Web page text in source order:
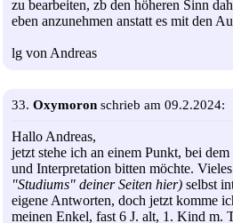
zu bearbeiten, zb den höheren Sinn
eben anzunehmen anstatt es mit den
lg von Andreas
33. Oxymoron schrieb am 09.2.2024:
Hallo Andreas,
jetzt stehe ich an einem Punkt, bei
und Interpretation bitten möchte.
"Studiums" deiner Seiten hier) selbst
eigene Antworten, doch jetzt komme
meinen Enkel, fast 6 J. alt, 1. Kind m.